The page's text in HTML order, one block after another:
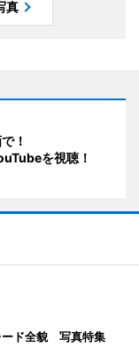
真
！
を視聴！
ード全貌 写真特集